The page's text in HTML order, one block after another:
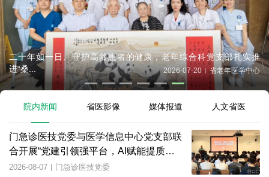
门急诊医技党委与医学信息中心党支部联合开展“党建引领强平台，
AI...
2026-08-07 | 门急诊医技党委
院内新闻 省医影像 媒体报道 人文省医
门急诊医技党委与医学信息中心党支部联
合开展“党建引领强平台，AI赋能提质
效”主题党日活动
2026-08-07 | 门急诊医技党委